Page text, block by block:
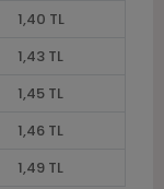
1,40 TL
1,43 TL
1,45 TL
1,46 TL
1,49 TL